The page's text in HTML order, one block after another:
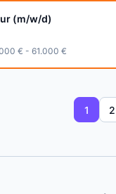
(m/w/d)
€ - 61.000 €
1 2